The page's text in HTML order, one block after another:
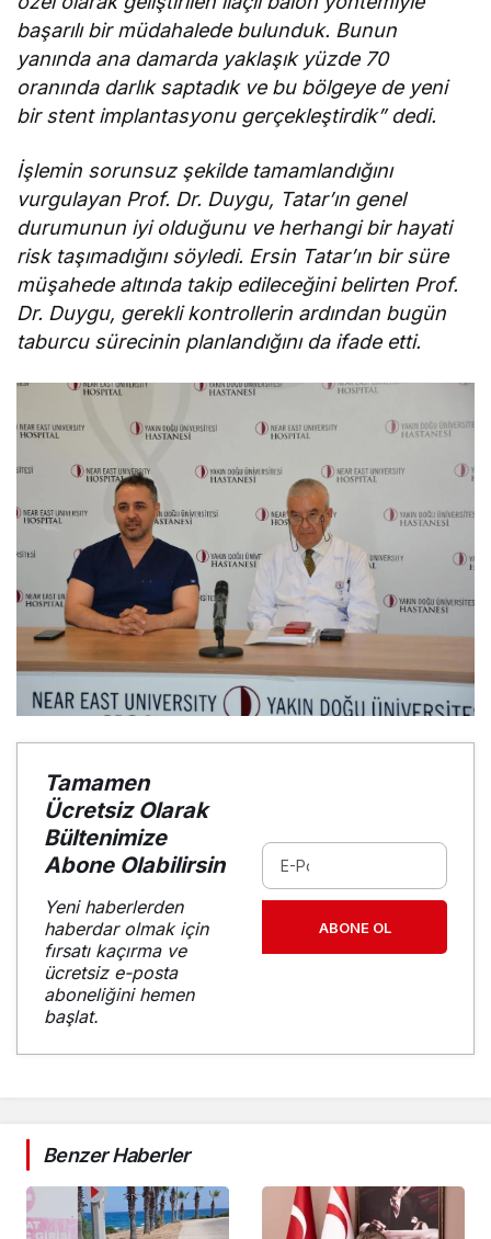
başarılı bir müdahalede bulunduk. Bunun
yanında ana damarda yaklaşık yüzde 70
oranında darlık saptadık ve bu bölgeye de yeni
bir stent implantasyonu gerçekleştirdik” dedi.
İşlemin sorunsuz şekilde tamamlandığını
vurgulayan Prof. Dr. Duygu, Tatar’ın genel
durumunun iyi olduğunu ve herhangi bir hayati
risk taşımadığını söyledi. Ersin Tatar’ın bir süre
müşahede altında takip edileceğini belirten Prof.
Dr. Duygu, gerekli kontrollerin ardından bugün
taburcu sürecinin planlandığını da ifade etti.
Tamamen
Ücretsiz Olarak
Bültenimize
Abone Olabilirsin
Yeni haberlerden
haberdar olmak için
fırsatı kaçırma ve
ücretsiz e-posta
aboneliğini hemen
başlat.
ABONE OL
Benzer Haberler